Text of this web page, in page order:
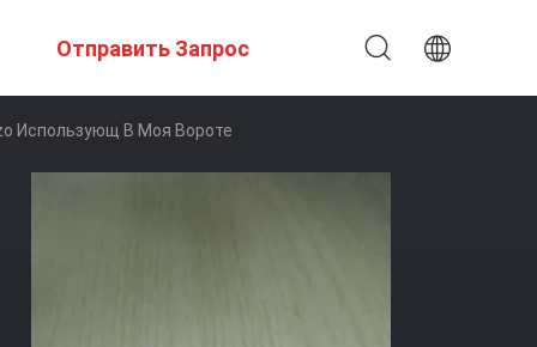
Отправить Запрос
Использующ В Моя Вороте